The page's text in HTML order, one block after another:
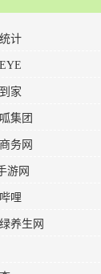
计
家
集团
务网
游网
哩
养生网